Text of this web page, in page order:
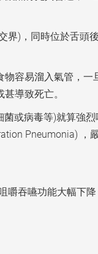
界)，同時位於舌頭
容易溜入氣管，
導致死亡。
或病毒等)就算強
Pneumonia) ，
嚼吞嚥功能大幅下降